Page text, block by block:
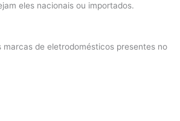
eles nacionais ou importados.
marcas de eletrodomésticos presentes no